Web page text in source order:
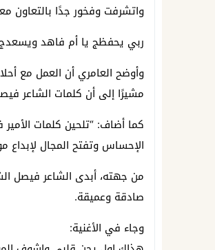
واتشرفت وفخور جدًا بالتعاون
ربي يحفظج يا أم فاهد ويسعدج
وأوضح العامري أن العمل مع
مشيرًا إلى أن كلمات الشاعر
كما أضاف: “تلحين كلمات
الإحساس وتفتح المجال لإبداع
من جهته، أبدى الشاعر فيصل
صادقة وعميقة.
وجاء في الأغنية: